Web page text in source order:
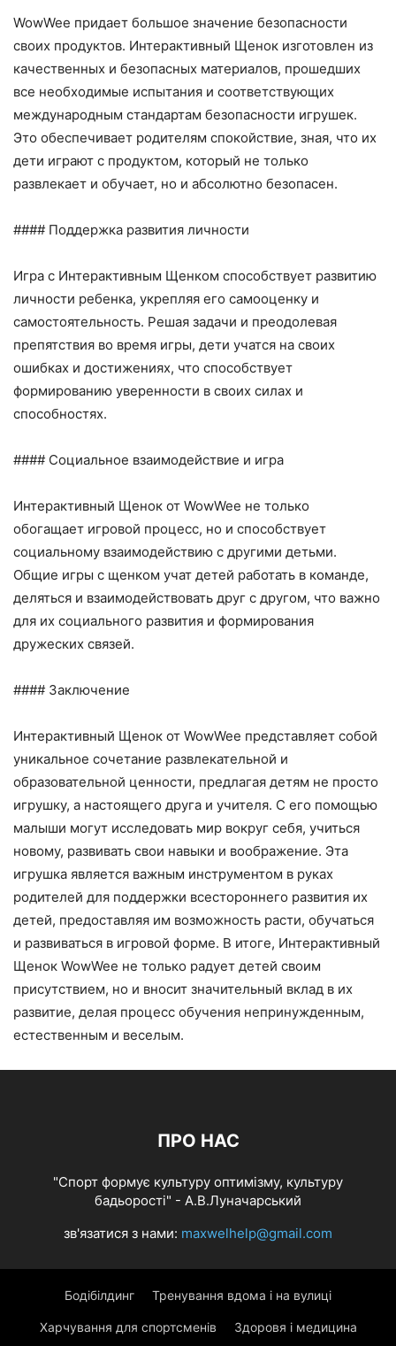
WowWee придает большое значение безопасности
своих продуктов. Интерактивный Щенок изготовлен из
качественных и безопасных материалов, прошедших
все необходимые испытания и соответствующих
международным стандартам безопасности игрушек.
Это обеспечивает родителям спокойствие, зная, что их
дети играют с продуктом, который не только
развлекает и обучает, но и абсолютно безопасен.
#### Поддержка развития личности
Игра с Интерактивным Щенком способствует развитию
личности ребенка, укрепляя его самооценку и
самостоятельность. Решая задачи и преодолевая
препятствия во время игры, дети учатся на своих
ошибках и достижениях, что способствует
формированию уверенности в своих силах и
способностях.
#### Социальное взаимодействие и игра
Интерактивный Щенок от WowWee не только
обогащает игровой процесс, но и способствует
социальному взаимодействию с другими детьми.
Общие игры с щенком учат детей работать в команде,
деляться и взаимодействовать друг с другом, что важно
для их социального развития и формирования
дружеских связей.
#### Заключение
Интерактивный Щенок от WowWee представляет собой
уникальное сочетание развлекательной и
образовательной ценности, предлагая детям не просто
игрушку, а настоящего друга и учителя. С его помощью
малыши могут исследовать мир вокруг себя, учиться
новому, развивать свои навыки и воображение. Эта
игрушка является важным инструментом в руках
родителей для поддержки всестороннего развития их
детей, предоставляя им возможность расти, обучаться
и развиваться в игровой форме. В итоге, Интерактивный
Щенок WowWee не только радует детей своим
присутствием, но и вносит значительный вклад в их
развитие, делая процесс обучения непринужденным,
естественным и веселым.
ПРО НАС
"Спорт формує культуру оптимізму, культуру
бадьорості" - А.В.Луначарський
зв'язатися з нами: maxwelhelp@gmail.com
Бодібілдинг Тренування вдома і на вулиці
Харчування для спортсменів Здоровя і медицина